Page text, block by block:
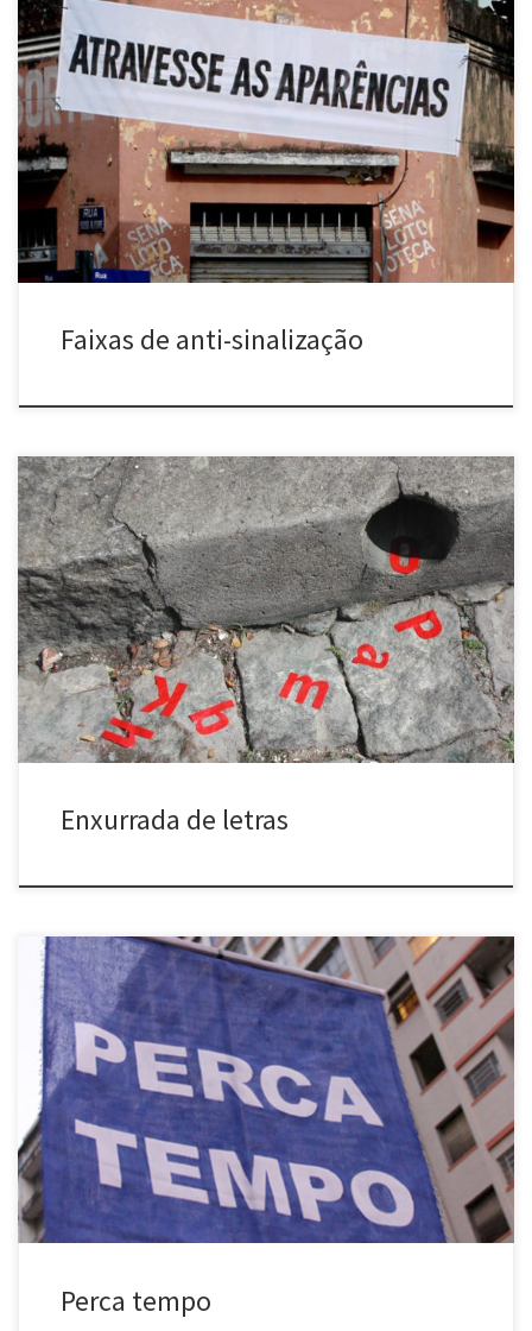
Faixas de anti-sinalização (2009-2016) Série de faixas instaladas na
região do bairro de Santa Tereza e arredores (Belo Horizonte,
MG) e também nas cidades de Fortaleza, São Paulo, Brasília,
Londrina e Rio de Janeiro. A faixa “Perca Tempo” deu origem à
série de trabalhos de mesmo nome, clique para ver […]
Faixas de anti-sinalização
Enxurrada de letras (2004) Bairro de Santa Tereza – Rio de
Janeiro, RJ Letras vinílicas coladas como se estivessem
escorrendo dos escoadouros de muros e calçadas. Outpouring of
letters (2004) Santa Tereza neighborhood – Rio de Janeiro, RJ –
Brazil Vinyl letters pasted as if they were running down […]
Enxurrada de letras
Perca tempo (2010) Centro e Pampulha – Belo Horizonte, MG
Ação que consiste em abrir uma faixa nos cruzamentos, enquanto
o sinal de trânsito está fechado. Ao mesmo tempo pessoas
distribuem panfletos com a inscrição: “Perca tempo”. Há também
uma banca de informações, na qual são distribuídos os panfletos
intitulados […]
Perca tempo